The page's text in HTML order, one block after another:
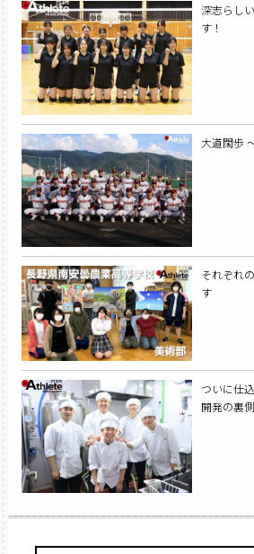
深志らし
す！
大道闊歩
それぞれ
す
ついに仕
開発の裏側